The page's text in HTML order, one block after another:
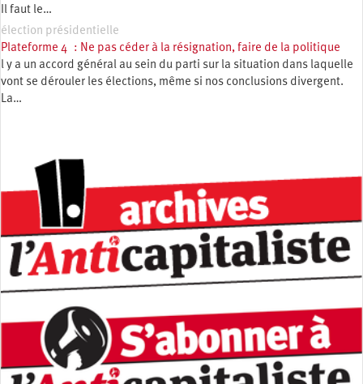
Il faut le…
élection présidentielle
Plateforme 4 : Ne pas céder à la résignation, faire de la politique
l y a un accord général au sein du parti sur la situation dans laquelle
vont se dérouler les élections, même si nos conclusions divergent.
La…